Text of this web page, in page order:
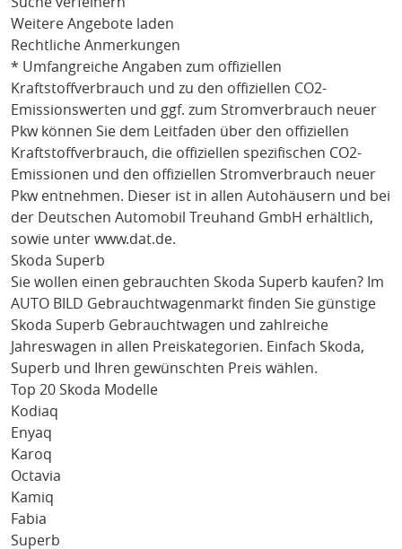
Weitere Angebote laden
Rechtliche Anmerkungen
* Umfangreiche Angaben zum offiziellen
Kraftstoffverbrauch und zu den offiziellen CO2-
Emissionswerten und ggf. zum Stromverbrauch neuer
Pkw können Sie dem Leitfaden über den offiziellen
Kraftstoffverbrauch, die offiziellen spezifischen CO2-
Emissionen und den offiziellen Stromverbrauch neuer
Pkw entnehmen. Dieser ist in allen Autohäusern und bei
der Deutschen Automobil Treuhand GmbH erhältlich,
sowie unter www.dat.de.
Skoda Superb
Sie wollen einen gebrauchten Skoda Superb kaufen? Im
AUTO BILD Gebrauchtwagenmarkt finden Sie günstige
Skoda Superb Gebrauchtwagen und zahlreiche
Jahreswagen in allen Preiskategorien. Einfach Skoda,
Superb und Ihren gewünschten Preis wählen.
Top 20 Skoda Modelle
Kodiaq
Enyaq
Karoq
Octavia
Kamiq
Fabia
Superb